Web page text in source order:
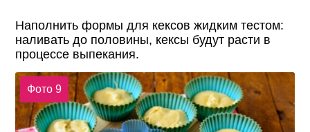
Наполнить формы для кексов жидким тестом:
наливать до половины, кексы будут расти в
процессе выпекания.
Фото 9